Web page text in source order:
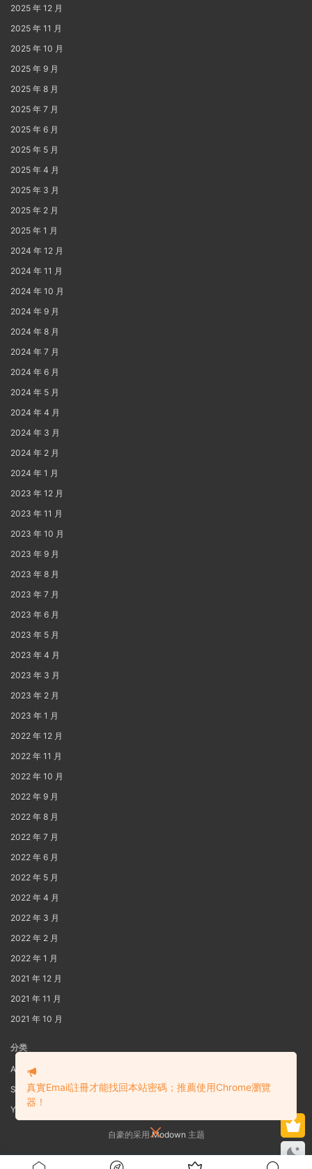
2025 年 12 月
2025 年 11 月
2025 年 10 月
2025 年 9 月
2025 年 8 月
2025 年 7 月
2025 年 6 月
2025 年 5 月
2025 年 4 月
2025 年 3 月
2025 年 2 月
2025 年 1 月
2024 年 12 月
2024 年 11 月
2024 年 10 月
2024 年 9 月
2024 年 8 月
2024 年 7 月
2024 年 6 月
2024 年 5 月
2024 年 4 月
2024 年 3 月
2024 年 2 月
2024 年 1 月
2023 年 12 月
2023 年 11 月
2023 年 10 月
2023 年 9 月
2023 年 8 月
2023 年 7 月
2023 年 6 月
2023 年 5 月
2023 年 4 月
2023 年 3 月
2023 年 2 月
2023 年 1 月
2022 年 12 月
2022 年 11 月
2022 年 10 月
2022 年 9 月
2022 年 8 月
2022 年 7 月
2022 年 6 月
2022 年 5 月
2022 年 4 月
2022 年 3 月
2022 年 2 月
2022 年 1 月
2021 年 12 月
2021 年 11 月
2021 年 10 月
分类
AIG
S3
Yaoi
自豪的采用Modown 主题
真實Email註冊才能找回本站密碼；推薦使用Chrome瀏覽
器！